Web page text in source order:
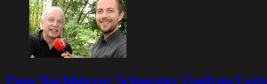
Zum Nachhören: Schwester Gudrun